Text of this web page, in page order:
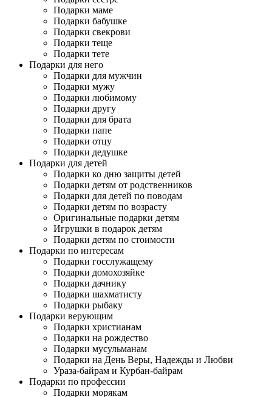
Подарки маме
Подарки бабушке
Подарки свекрови
Подарки теще
Подарки тете
Подарки для него
Подарки для мужчин
Подарки мужу
Подарки любимому
Подарки другу
Подарки для брата
Подарки папе
Подарки отцу
Подарки дедушке
Подарки для детей
Подарки ко дню защиты детей
Подарки детям от родственников
Подарки для детей по поводам
Подарки детям по возрасту
Оригинальные подарки детям
Игрушки в подарок детям
Подарки детям по стоимости
Подарки по интересам
Подарки госслужащему
Подарки домохозяйке
Подарки дачнику
Подарки шахматисту
Подарки рыбаку
Подарки верующим
Подарки христианам
Подарки на рождество
Подарки мусульманам
Подарки на День Веры, Надежды и Любви
Ураза-байрам и Курбан-байрам
Подарки по профессии
Подарки морякам